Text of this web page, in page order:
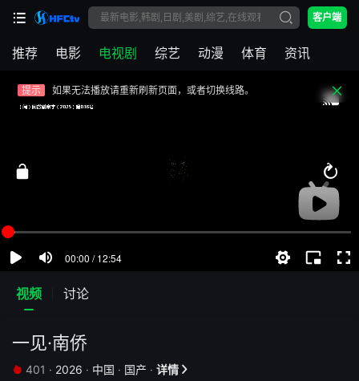
客户端
推荐 电影 电视剧 综艺 动漫 体育 资讯
提示
如果无法播放请重新刷新页面，或者切换线路。
视频 讨论
一见·南侨
 401 · 2026 · 中国 · 国产 · 详情 